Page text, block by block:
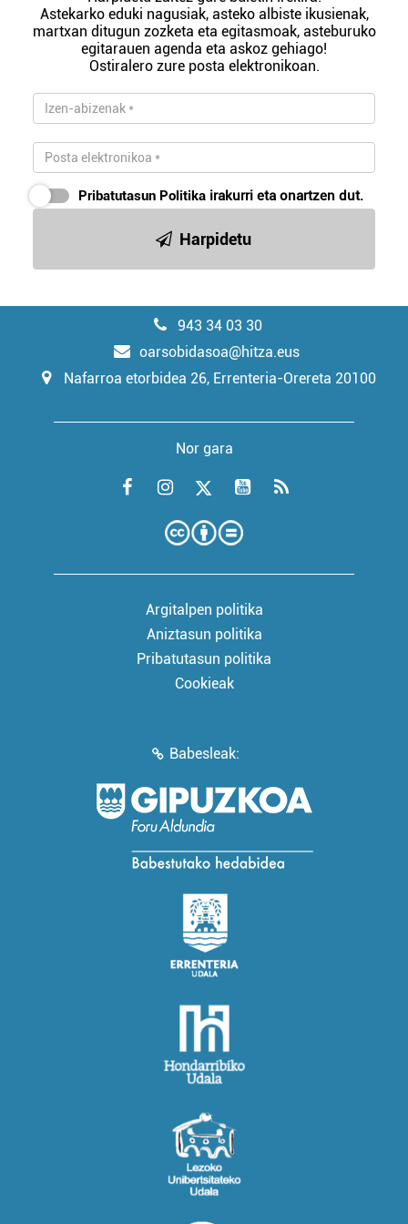
Astekarko eduki nagusiak, asteko albiste ikusienak,
martxan ditugun zozketa eta egitasmoak, asteburuko
egitarauen agenda eta askoz gehiago!
Ostiralero zure posta elektronikoan.
Pribatutasun Politika irakurri eta onartzen dut.
Harpidetu
943 34 03 30
oarsobidasoa@hitza.eus
Nafarroa etorbidea 26, Errenteria-Orereta 20100
Nor gara
Argitalpen politika
Aniztasun politika
Pribatutasun politika
Cookieak
Babesleak: